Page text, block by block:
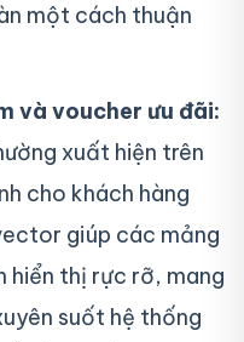
một cách thuận
và voucher ưu đãi:
xuất hiện trên
cho khách hàng
giúp các mảng
hiển thị rực rỡ, mang
suốt hệ thống